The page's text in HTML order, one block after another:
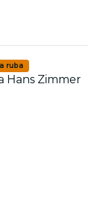
ruba
Hans Zimmer